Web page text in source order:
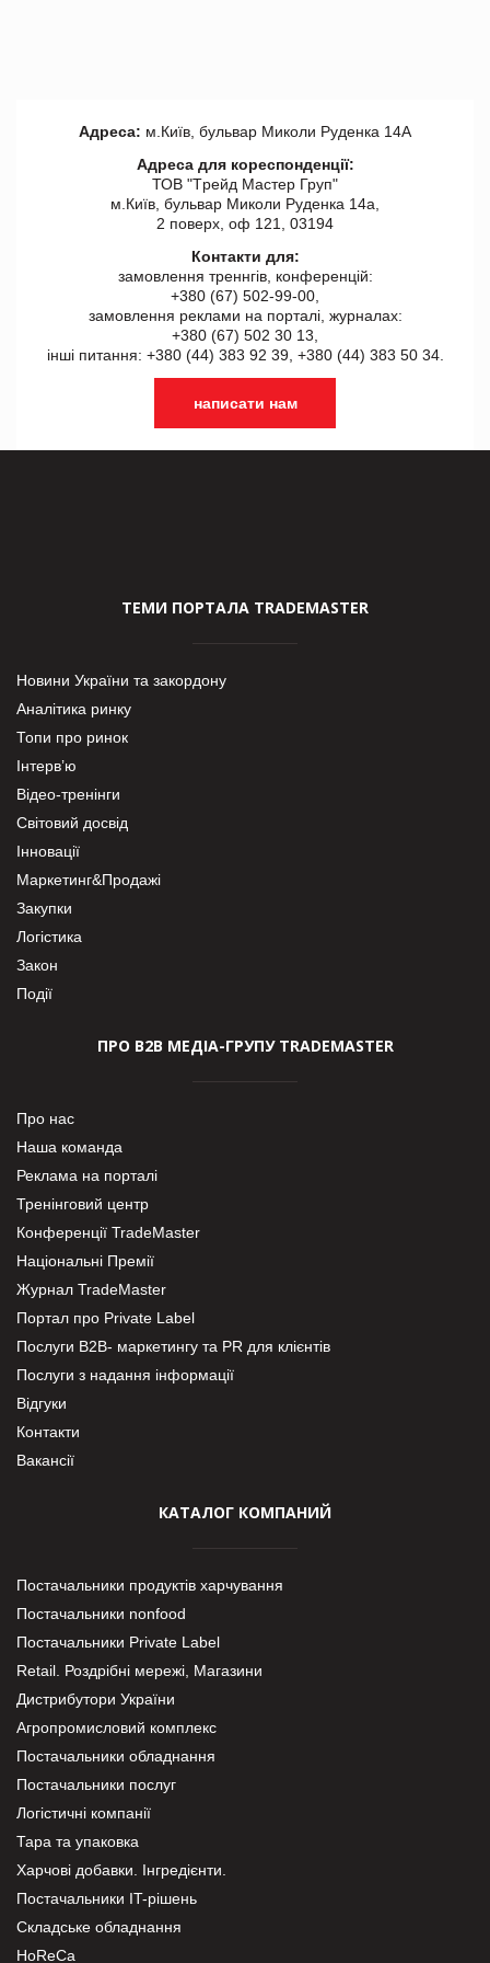
Адреса: м.Київ, бульвар Миколи Руденка 14А
Адреса для кореспонденції:
ТОВ "Tрейд Мастер Груп"
м.Київ, бульвар Миколи Руденка 14а,
2 поверх, оф 121, 03194
Контакти для:
замовлення треннгів, конференцій:
+380 (67) 502-99-00,
замовлення реклами на порталі, журналах:
+380 (67) 502 30 13,
інші питання: +380 (44) 383 92 39, +380 (44) 383 50 34.
написати нам
ТЕМИ ПОРТАЛА TRADEMASTER
Новини України та закордону
Аналітика ринку
Топи про ринок
Інтерв’ю
Відео-тренінги
Світовий досвід
Інновації
Маркетинг&Продажі
Закупки
Логістика
Закон
Події
ПРО В2В МЕДІА-ГРУПУ TRADEMASTER
Про нас
Наша команда
Реклама на порталі
Тренінговий центр
Конференції TradeMaster
Національні Премії
Журнал TradeMaster
Портал про Private Label
Послуги В2В- маркетингу та PR для клієнтів
Послуги з надання інформації
Відгуки
Контакти
Вакансії
КАТАЛОГ КОМПАНИЙ
Постачальники продуктів харчування
Постачальники nonfood
Постачальники Private Label
Retail. Роздрібні мережі, Магазини
Дистрибутори України
Агропромисловий комплекс
Постачальники обладнання
Постачальники послуг
Логістичні компанії
Тара та упаковка
Харчові добавки. Інгредієнти.
Постачальники IT-рішень
Складське обладнання
HoReCa